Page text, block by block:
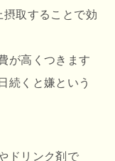
取することで効
が高くつきます
続くと嫌という
ドリンク剤で